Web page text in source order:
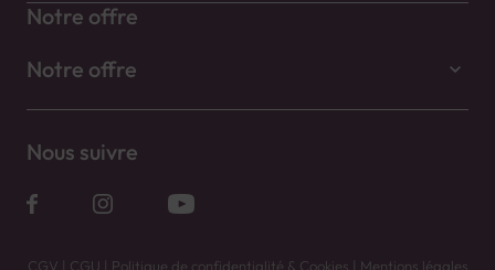
Notre offre
Notre offre
Nous suivre
CGV | CGU | Politique de confidentialité & Cookies | Mentions légales